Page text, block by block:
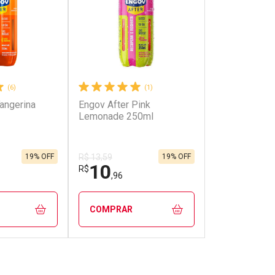
(6)
19% OFF
(1)
Engov After Pink
Lemonade 250ml
R$ 13,59
R$10,96
19% OFF
COMPRAR